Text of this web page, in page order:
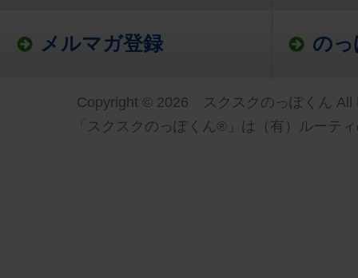
メルマガ登録 の
Copyright © 2026 スクスクのっぽくん All
「スクスクのっぽくん®」は（有）ルーテ